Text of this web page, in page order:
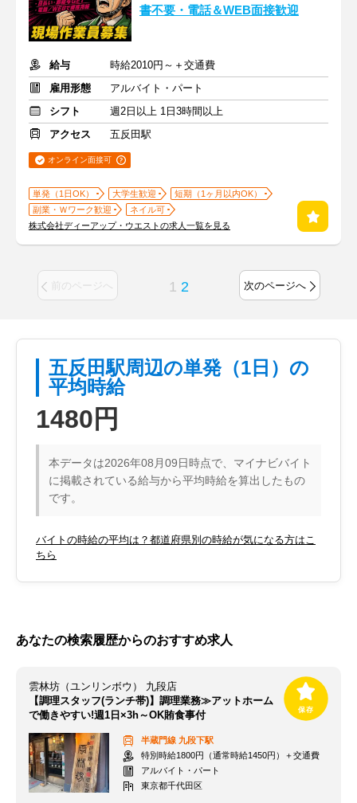
書不要・電話＆WEB面接歓迎
給与
時給2010円～＋交通費
雇用形態
アルバイト・パート
シフト
週2日以上 1日3時間以上
アクセス
五反田駅
オンライン面接可
単発（1日OK） 大学生歓迎
短期（1ヶ月以内OK）
副業・Ｗワーク歓迎
ネイル可
株式会社ディーアップ・ウエストの求人一覧を見る
前のページへ 1 2 次のページへ
五反田駅周辺の単発（1日）の
平均時給
1480円
本データは2026年08月09日時点で、マイナビバイト
に掲載されている給与から平均時給を算出したもの
です。
バイトの時給の平均は？都道府県別の時給が気になる方はこ
ちら
あなたの検索履歴からのおすすめ求人
雲林坊（ユンリンボウ） 九段店
【調理スタッフ(ランチ帯)】調理業務≫アットホーム
で働きやすい!週1日×3h～OK賄食事付
半蔵門線 九段下駅
特別時給1800円（通常時給1450円）＋交通費
アルバイト・パート
東京都千代田区